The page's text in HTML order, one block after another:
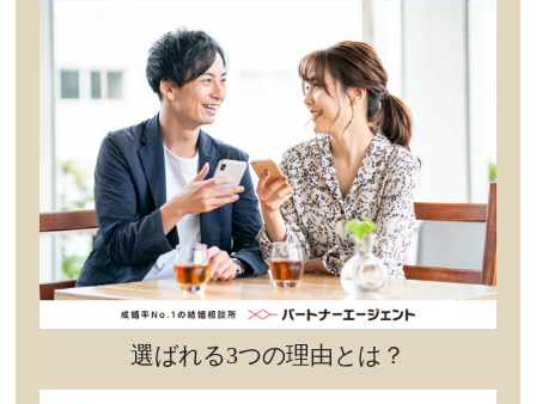
不倫・だめ男
感動
心の処方箋
カルチャー・トレンド・芸能
選ばれる3つの理由とは？